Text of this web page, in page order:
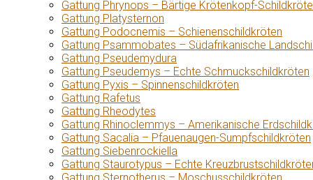
Gattung Phrynops – Bärtige Krötenkopf-
Gattung Platysternon
Gattung Podocnemis – Schienenschildkröten
Gattung Psammobates – Südafrikanische
Gattung Pseudemydura
Gattung Pseudemys – Echte Schmuckschildkröten
Gattung Pyxis – Spinnenschildkröten
Gattung Rafetus
Gattung Rheodytes
Gattung Rhinoclemmys – Amerikanische
Gattung Sacalia – Pfauenaugen-Sumpfschildkröten
Gattung Siebenrockiella
Gattung Staurotypus – Echte